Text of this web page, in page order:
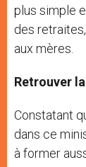
plus simple
des
aux mères.
Retrouver
Constatant
dans ce
à former